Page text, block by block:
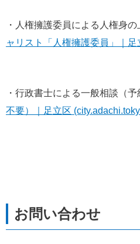
・人権擁護委員による人権身
ャリスト「人権擁護委員」｜
・行政書士による一般相談（
不要）｜足立区